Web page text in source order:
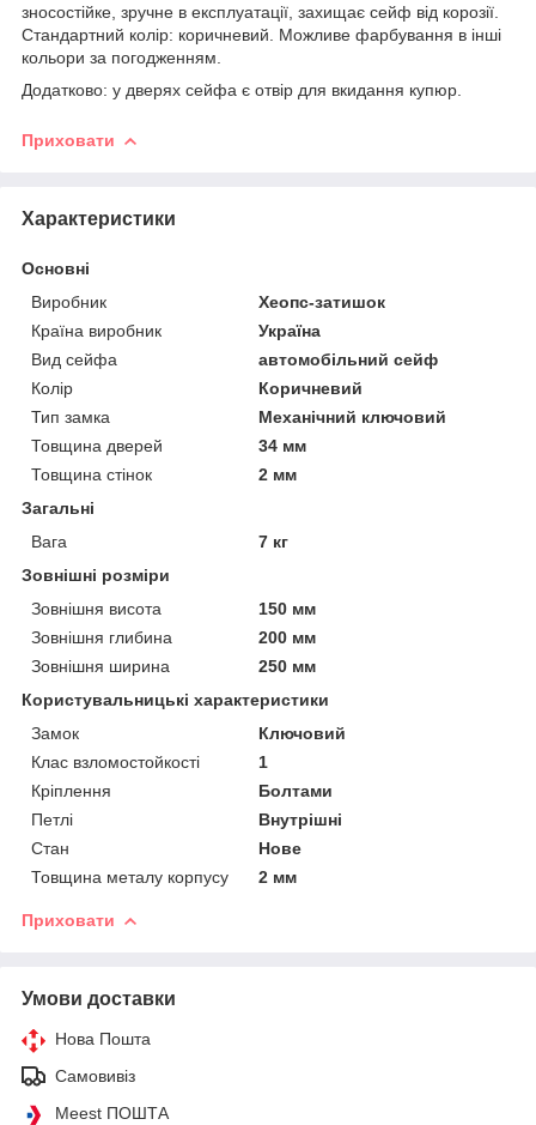
зносостійке, зручне в експлуатації, захищає сейф від корозії.
Стандартний колір: коричневий. Можливе фарбування в інші
кольори за погодженням.
Додатково: у дверях сейфа є отвір для вкидання купюр.
Приховати
Характеристики
Основні
Виробник
Хеопс-затишок
Країна виробник
Україна
Вид сейфа
автомобільний сейф
Колір
Коричневий
Тип замка
Механічний ключовий
Товщина дверей
34 мм
Товщина стінок
2 мм
Загальні
Вага
7 кг
Зовнішні розміри
Зовнішня висота
150 мм
Зовнішня глибина
200 мм
Зовнішня ширина
250 мм
Користувальницькі характеристики
Замок
Ключовий
Клас взломостойкості
1
Кріплення
Болтами
Петлі
Внутрішні
Стан
Нове
Товщина металу корпусу
2 мм
Приховати
Умови доставки
Нова Пошта
Самовивіз
Meest ПОШТА